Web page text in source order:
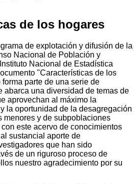
de los hogares
de explotación y difusión de la
Nacional de Población y
Nacional de Estadística
"Características de los
parte de una serie de
abarca una diversidad de temas de
aprovechan al máximo la
la oportunidad de la desagregación
menores y de subpoblaciones
este acervo de conocimientos
sustancial aporte de
que han sido
de un riguroso proceso de
nuestro agradecimiento por su